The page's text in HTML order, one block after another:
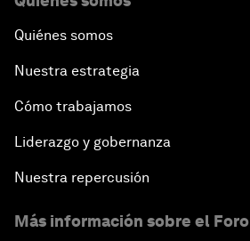
Quiénes somos
Nuestra estrategia
Cómo trabajamos
Liderazgo y gobernanza
Nuestra repercusión
Más información sobre el Foro